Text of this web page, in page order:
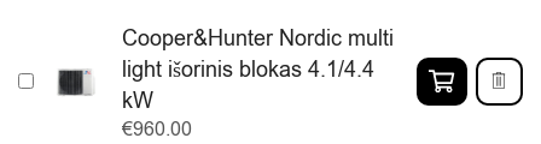
Cooper&Hunter Nordic multi
light išorinis blokas 4.1/4.4
kW
€960.00